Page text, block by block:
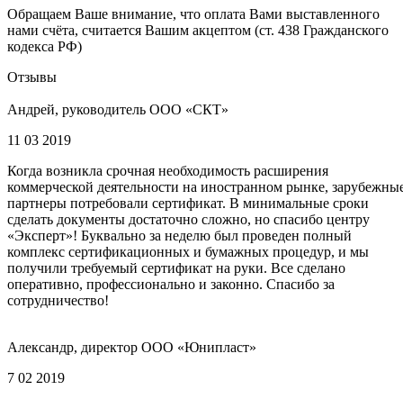
Обращаем Ваше внимание, что оплата Вами выставленного
нами счёта, считается Вашим акцептом (ст. 438 Гражданского
кодекса РФ)
Отзывы
Андрей, руководитель ООО «СКТ»
11 03 2019
Когда возникла срочная необходимость расширения
коммерческой деятельности на иностранном рынке,
партнеры потребовали сертификат. В минимальные сроки
сделать документы достаточно сложно, но спасибо центру
«Эксперт»! Буквально за неделю был проведен полный
комплекс сертификационных и бумажных процедур, и мы
получили требуемый сертификат на руки. Все сделано
оперативно, профессионально и законно. Спасибо за
сотрудничество!
Александр, директор ООО «Юнипласт»
7 02 2019